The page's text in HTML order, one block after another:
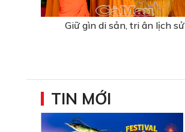
Giữ gìn di sản, tri ân lịch sử
TIN MỚI